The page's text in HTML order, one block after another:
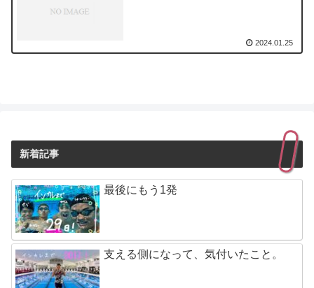
2024.01.25
新着記事
最後にもう1発
支える側になって、気付いたこと。